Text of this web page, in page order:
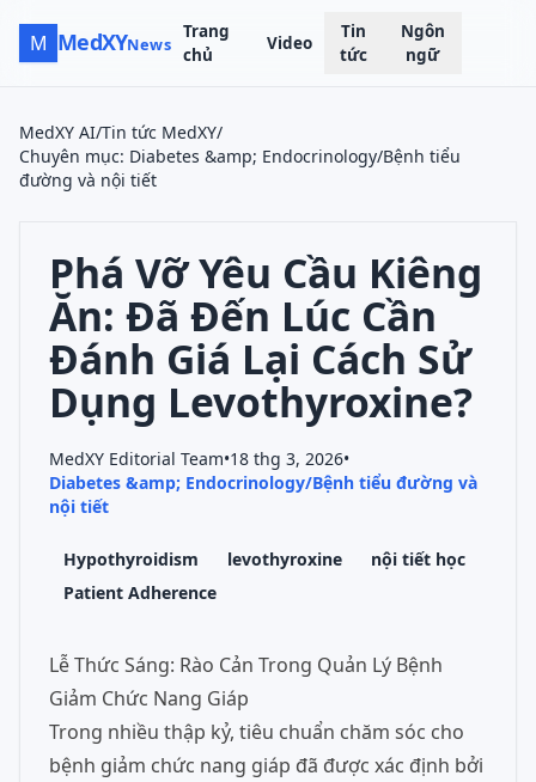
M MedXYNews
Trang
chủ
Video
Tin
tức
Ngôn
ngữ
MedXY AI/Tin tức MedXY/
Chuyên mục: Diabetes &amp; Endocrinology/Bệnh tiểu
đường và nội tiết
Phá Vỡ Yêu Cầu Kiêng
Ăn: Đã Đến Lúc Cần
Đánh Giá Lại Cách Sử
Dụng Levothyroxine?
MedXY Editorial Team•18 thg 3, 2026•
Diabetes &amp; Endocrinology/Bệnh tiểu đường và
nội tiết
Hypothyroidism levothyroxine
nội tiết học
Patient Adherence
Lễ Thức Sáng: Rào Cản Trong Quản Lý Bệnh
Giảm Chức Nang Giáp
Trong nhiều thập kỷ, tiêu chuẩn chăm sóc cho
bệnh giảm chức nang giáp đã được xác định bởi